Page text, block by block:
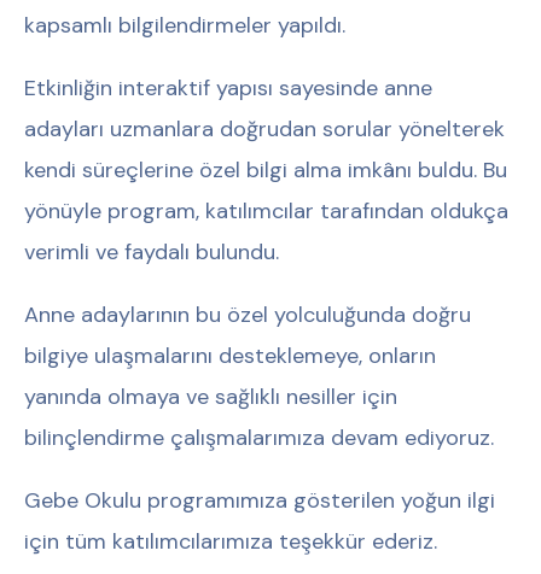
kapsamlı bilgilendirmeler yapıldı.
Etkinliğin interaktif yapısı sayesinde anne
adayları uzmanlara doğrudan sorular yönelterek
kendi süreçlerine özel bilgi alma imkânı buldu. Bu
yönüyle program, katılımcılar tarafından oldukça
verimli ve faydalı bulundu.
Anne adaylarının bu özel yolculuğunda doğru
bilgiye ulaşmalarını desteklemeye, onların
yanında olmaya ve sağlıklı nesiller için
bilinçlendirme çalışmalarımıza devam ediyoruz.
Gebe Okulu programımıza gösterilen yoğun ilgi
için tüm katılımcılarımıza teşekkür ederiz.